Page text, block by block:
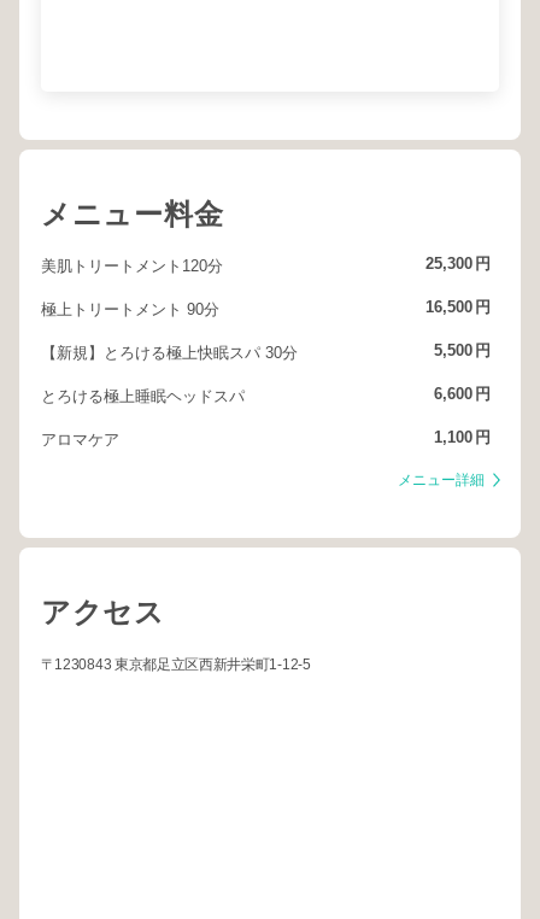
メニュー料金
美肌トリートメント120分 25,300 円
極上トリートメント 90分 16,500 円
【新規】とろける極上快眠スパ 30分 5,500 円
とろける極上睡眠ヘッドスパ 6,600 円
アロマケア 1,100 円
メニュー詳細
アクセス
〒1230843 東京都足立区西新井栄町1-12-5